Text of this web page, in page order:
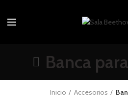
Banca
Inicio Accesorios